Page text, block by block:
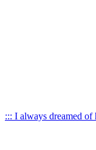
::: I always dreamed